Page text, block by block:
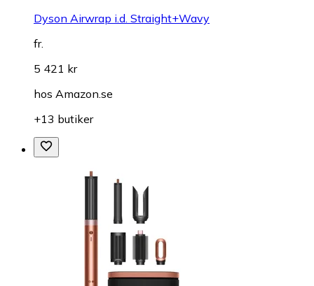
Dyson Airwrap i.d. Straight+Wavy
fr.
5 421 kr
hos Amazon.se
+13 butiker